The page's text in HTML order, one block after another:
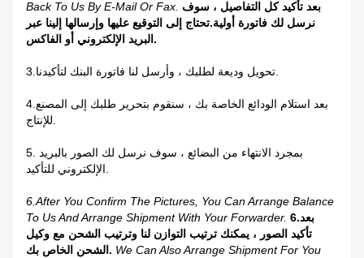
Back To Us By E-Mail Or Fax. بعد تأكيد كل التفاصيل ، سوف
نرسل لك فاتورة أولية.تحتاج إلى التوقيع عليها وإرسالها إلينا عبر
البريد الإلكتروني أو الفاكس.
3.تحويل وديعة لطلبك ، وأرسل لنا فاتورة البنك لتأكيدنا.
4.بعد استلام الودائع الخاصة بك ، سنقوم بتحرير طلبك إلى المصنع
للإنتاج.
5. بمجرد الانتهاء من البضائع ، سوف نرسل لك الصور بالبريد
الإلكتروني للتأكيد.
6.After You Confirm The Pictures, You Can Arrange Balance
To Us And Arrange Shipment With Your Forwarder. 6.بعد
تأكيد الصور ، يمكنك ترتيب التوازن لنا وترتيب الشحن مع وكيل
الشحن الخاص بك. We Can Also Arrange Shipment For You